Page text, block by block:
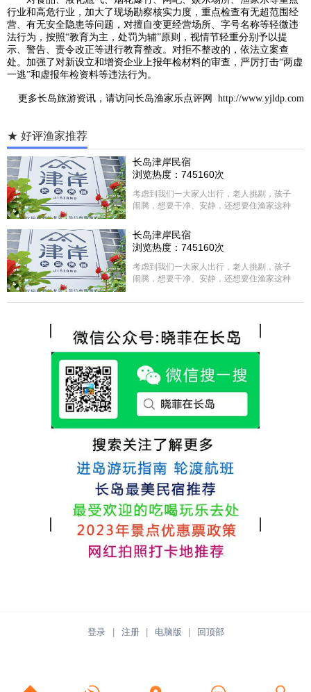
行业和高危行业，加大了现场勘察核实力度，重点检查有无超范围经
营、有无安全隐患等问题，对擅自变更经营场所、字号名称等轻微违
法行为，按照“教育为主，处罚为辅”原则，视情节轻重分别予以提
示、警告、责令改正等进行教育整改。对拒不整改的，依法立案查
处。加强了对新设立和增资企业上报年检材料的审查，严厉打击“两虚
一逃”和虚报年检资料等违法行为。
更多长岛旅游资讯，请访问长岛渔家乐点评网 http://www.yjldp.com
★ 好评渔家推荐
长岛津岸民宿
浏览热度：745160次
考虑到我们一大家人出行，老人挑剔，孩子
闹腾，想要干净、安静，还想要住渔家这种
选择津岸民宿，实际体验客房很干净，饭菜
方面家里老人也很满意，整体饭菜给搭配的
很好，每顿饭也不重样的，海鲜确实是非常
的新鲜呢，另外值得一提的是，他家的海菜
包子非常好吃。 其实长岛可选的酒店、民宿
各不相同，可以根据自己的喜好选择。非常
热情，能根据我提出的需求来安排房间，这
点很好。
长岛津岸民宿
浏览热度：745160次
考虑到我们一大家人出行，老人挑剔，孩子
闹腾，想要干净、安静，还想要住渔家这种
选择津岸民宿，实际体验客房很干净，饭菜
很好，每顿饭也不重样的，海鲜确实是非常
的新鲜呢，另外值得一提的是，他家的海菜
包子非常好吃。 其实长岛可选的酒店、民宿
各不相同，可以根据自己的喜好选择。非常
推荐津岸民宿，关键是老板娘晓菲很细心、
热情，能根据我提出的需求来安排房间，这
点很好。
登录 注册 电脑版 回顶部